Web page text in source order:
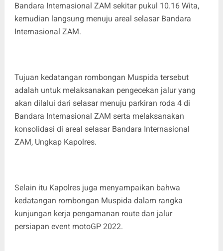
Bandara Internasional ZAM sekitar pukul 10.16 Wita,
kemudian langsung menuju areal selasar Bandara
Internasional ZAM.
Tujuan kedatangan rombongan Muspida tersebut
adalah untuk melaksanakan pengecekan jalur yang
akan dilalui dari selasar menuju parkiran roda 4 di
Bandara Internasional ZAM serta melaksanakan
konsolidasi di areal selasar Bandara Internasional
ZAM, Ungkap Kapolres.
Selain itu Kapolres juga menyampaikan bahwa
kedatangan rombongan Muspida dalam rangka
kunjungan kerja pengamanan route dan jalur
persiapan event motoGP 2022.